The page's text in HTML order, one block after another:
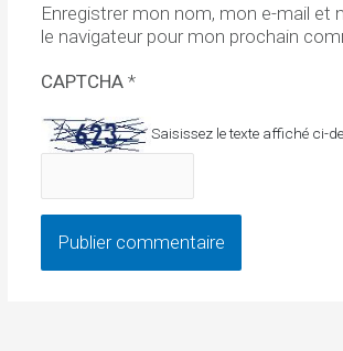
Enregistrer mon nom, mon e-mail et
le navigateur pour mon prochain
CAPTCHA *
Saisissez le texte affiché ci-